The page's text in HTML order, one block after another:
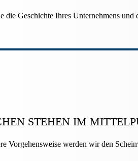
die Geschichte Ihres Unternehmens
STEHEN IM
Vorgehensweise werden wir den